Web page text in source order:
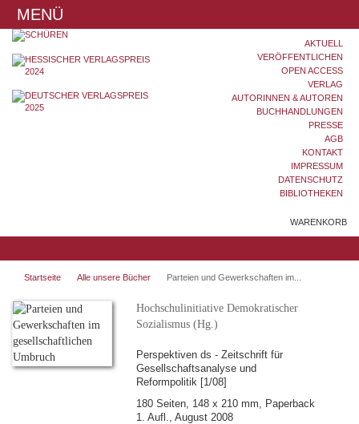
MENÜ
AKTUELL
VERÖFFENTLICHEN
OPEN ACCESS
VERLAG
AUTORINNEN & AUTOREN
BUCHHANDLUNGEN
PRESSE
AGB
KONTAKT
IMPRESSUM
DATENSCHUTZ
BIBLIOTHEKEN
WARENKORB
Startseite Alle unsere Bücher Parteien und Gewerkschaften im...
Hochschulinitiative Demokratischer
Sozialismus (Hg.)
Perspektiven ds - Zeitschrift für
Gesellschaftsanalyse und
Reformpolitik [1/08]
180 Seiten, 148 x 210 mm, Paperback
1. Aufl., August 2008